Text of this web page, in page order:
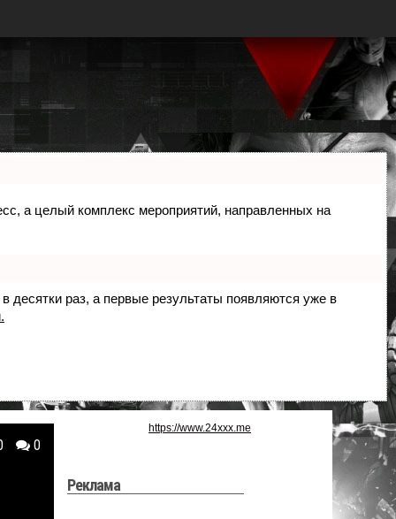
а целый комплекс мероприятий, направленных на
десятки раз, а первые результаты появляются уже в
0
https://www.24xxx.me
Реклама